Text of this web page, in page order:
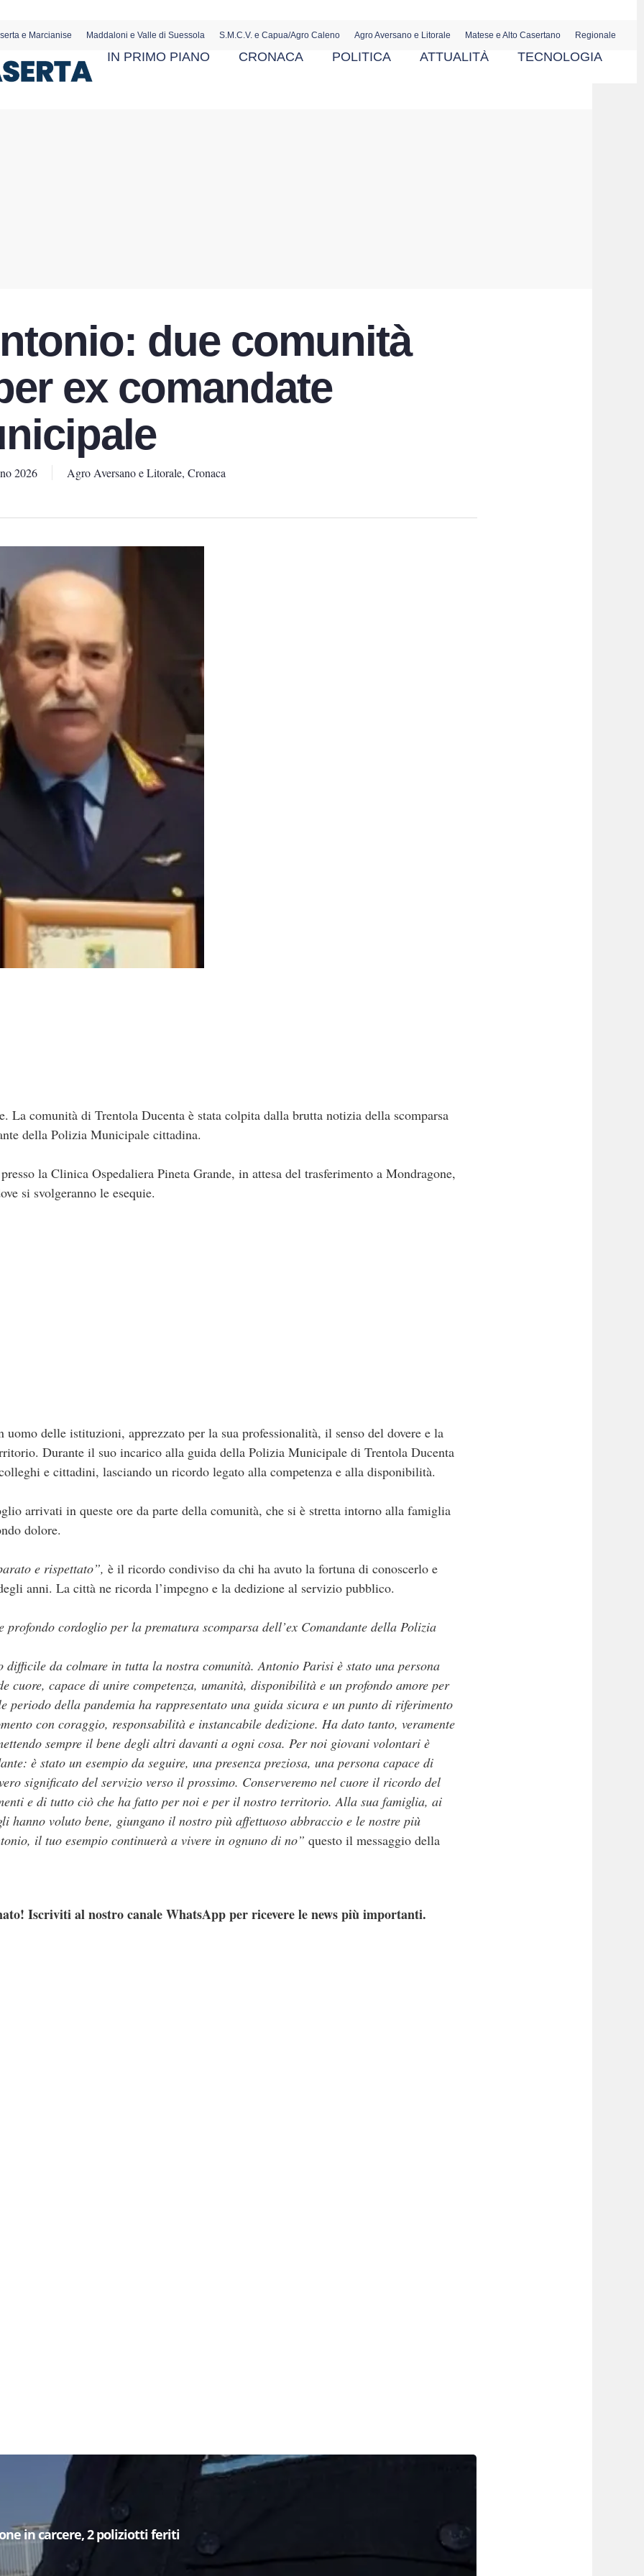
e Marcianise Maddaloni e Valle di Suessola S.M.C.V. e Capua/Agro Caleno Agro Aversano e Litorale Matese e Alto Casertano Regionale
IN PRIMO PIANO CRONACA POLITICA ATTUALITÀ TECNOLOGIA
due comunità
ex comandate
2026 Agro Aversano e Litorale, Cronaca
La comunità di Trentola Ducenta è stata colpita dalla brutta notizia della scomparsa
della Polizia Municipale cittadina.
la Clinica Ospedaliera Pineta Grande, in attesa del trasferimento a Mondragone,
si svolgeranno le esequie.
uomo delle istituzioni, apprezzato per la sua professionalità, il senso del dovere e la
Durante il suo incarico alla guida della Polizia Municipale di Trentola Ducenta
e cittadini, lasciando un ricordo legato alla competenza e alla disponibilità.
arrivati in queste ore da parte della comunità, che si è stretta intorno alla famiglia
dolore.
e rispettato”, è il ricordo condiviso da chi ha avuto la fortuna di conoscerlo e
anni. La città ne ricorda l’impegno e la dedizione al servizio pubblico.
profondo cordoglio per la prematura scomparsa dell’ex Comandante della Polizia
difficile da colmare in tutta la nostra comunità. Antonio Parisi è stato una persona
cuore, capace di unire competenza, umanità, disponibilità e un profondo amore per
periodo della pandemia ha rappresentato una guida sicura e un punto di riferimento
con coraggio, responsabilità e instancabile dedizione. Ha dato tanto, veramente
sempre il bene degli altri davanti a ogni cosa. Per noi giovani volontari è
è stato un esempio da seguire, una presenza preziosa, una persona capace di
significato del servizio verso il prossimo. Conserveremo nel cuore il ricordo del
e di tutto ciò che ha fatto per noi e per il nostro territorio.Alla sua famiglia, ai
hanno voluto bene, giungano il nostro più affettuoso abbraccio e le nostre più
il tuo esempio continuerà a vivere in ognuno di no” questo il messaggio della
Iscriviti al nostro canale WhatsApp per ricevere le news più importanti.
in carcere, 2 poliziotti feriti